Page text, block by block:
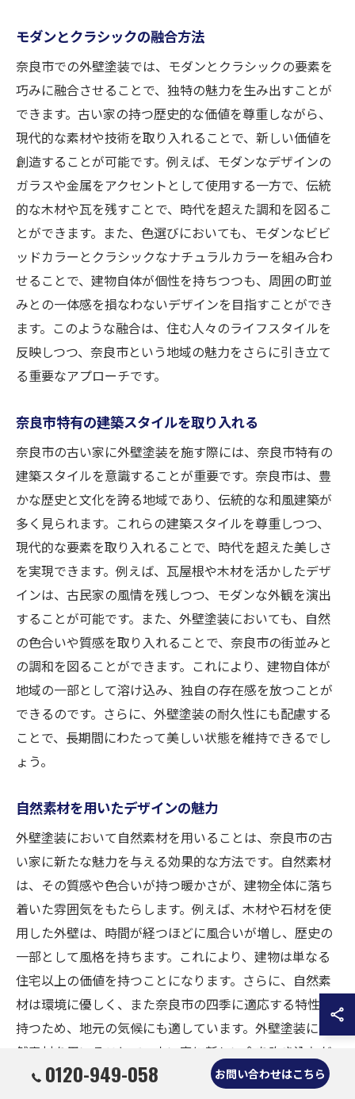
モダンとクラシックの融合方法
奈良市での外壁塗装では、モダンとクラシックの要素を
巧みに融合させることで、独特の魅力を生み出すことが
できます。古い家の持つ歴史的な価値を尊重しながら、
現代的な素材や技術を取り入れることで、新しい価値を
創造することが可能です。例えば、モダンなデザインの
ガラスや金属をアクセントとして使用する一方で、伝統
的な木材や瓦を残すことで、時代を超えた調和を図るこ
とができます。また、色選びにおいても、モダンなビビ
ッドカラーとクラシックなナチュラルカラーを組み合わ
せることで、建物自体が個性を持ちつつも、周囲の町並
みとの一体感を損なわないデザインを目指すことができ
ます。このような融合は、住む人々のライフスタイルを
反映しつつ、奈良市という地域の魅力をさらに引き立て
る重要なアプローチです。
奈良市特有の建築スタイルを取り入れる
奈良市の古い家に外壁塗装を施す際には、奈良市特有の
建築スタイルを意識することが重要です。奈良市は、豊
かな歴史と文化を誇る地域であり、伝統的な和風建築が
多く見られます。これらの建築スタイルを尊重しつつ、
現代的な要素を取り入れることで、時代を超えた美しさ
を実現できます。例えば、瓦屋根や木材を活かしたデザ
インは、古民家の風情を残しつつ、モダンな外観を演出
することが可能です。また、外壁塗装においても、自然
の色合いや質感を取り入れることで、奈良市の街並みと
の調和を図ることができます。これにより、建物自体が
地域の一部として溶け込み、独自の存在感を放つことが
できるのです。さらに、外壁塗装の耐久性にも配慮する
ことで、長期間にわたって美しい状態を維持できるでし
ょう。
自然素材を用いたデザインの魅力
外壁塗装において自然素材を用いることは、奈良市の古
い家に新たな魅力を与える効果的な方法です。自然素材
は、その質感や色合いが持つ暖かさが、建物全体に落ち
着いた雰囲気をもたらします。例えば、木材や石材を使
用した外壁は、時間が経つほどに風合いが増し、歴史の
一部として風格を持ちます。これにより、建物は単なる
住宅以上の価値を持つことになります。さらに、自然素
材は環境に優しく、また奈良市の四季に適応する特性を
持つため、地元の気候にも適しています。外壁塗装に自
然素材を用いることで、古い家に新しい命を吹き込むだ
けでなく、持続可能な未来を見据えた選択をすることが
0120-949-058 お問い合わせはこちら